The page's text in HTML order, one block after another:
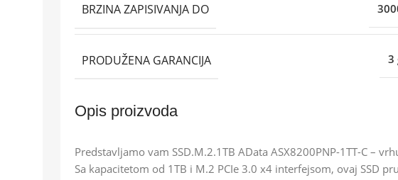
BRZINA ZAPISIVANJA DO
PRODUŽENA GARANCIJA 3
Opis proizvoda
Predstavljamo vam SSD.M.2.1TB AData ASX8200PNP-1TT-C –
Sa kapacitetom od 1TB i M.2 PCIe 3.0 x4 interfejsom, ovaj SSD